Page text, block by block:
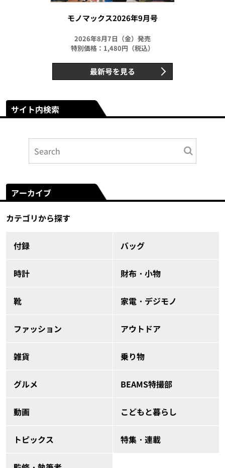
モノマックス2026年9月号
2026年8月7日（金）発売
特別価格：1,480円（税込）
最新号を見る
サイト内検索
アーカイブ
カテゴリから探す
付録 バッグ
時計 財布・小物
靴 家電・デジモノ
ファッション アウトドア
雑貨 乗り物
グルメ BEAMS特撮部
動画 こどもと暮らし
トピックス 特集・連載